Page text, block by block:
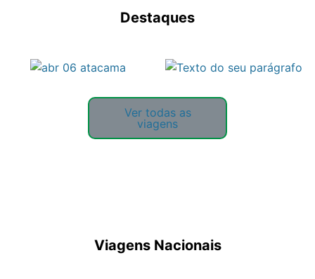
Destaques
Ver todas as
viagens
Viagens Nacionais